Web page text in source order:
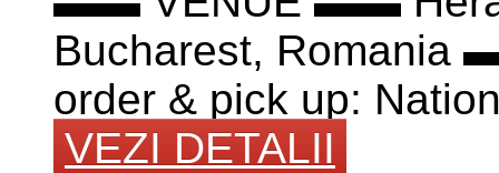
Bucharest,
order & pick up:
VEZI DETALII